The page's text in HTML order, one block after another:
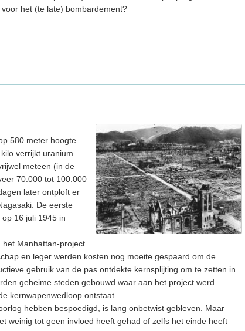
het (te late) bombardement?
580 meter hoogte
verrijkt uranium
meteen (in de
70.000 tot 100.000
later ontploft er
De eerste
16 juli 1945 in
Manhattan-project.
en leger werden kosten nog moeite gespaard om de
gebruik van de pas ontdekte kernsplijting om te zetten in
geheime steden gebouwd waar aan het project werd
kernwapenwedloop ontstaat.
hebben bespoedigd, is lang onbetwist gebleven. Maar
weinig tot geen invloed heeft gehad of zelfs het einde heeft